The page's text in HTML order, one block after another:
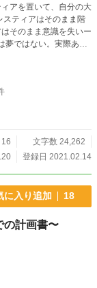
アを置いて、自分の大
スティアはそのまま階
そのまま意識を失いー
をつけた
文字数 24,262
登録日 2021.02.14
に入り追加 18
の計画書〜